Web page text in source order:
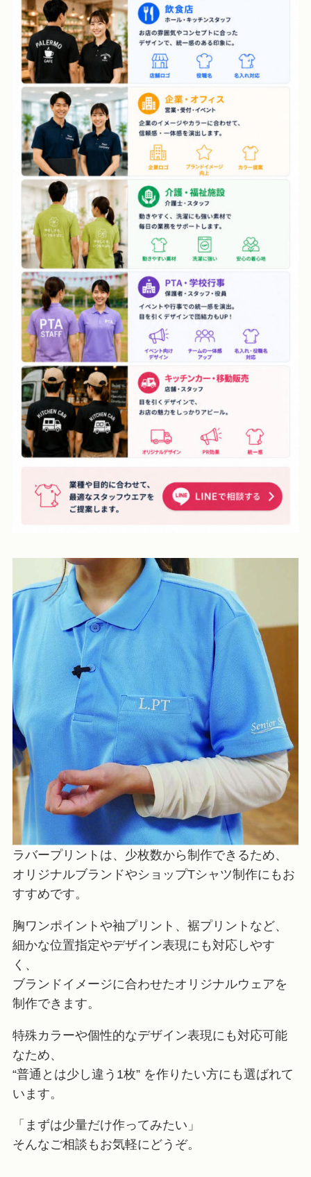
ラバープリントは、少枚数から制作できるため、
オリジナルブランドやショップTシャツ制作にもお
すすめです。
胸ワンポイントや袖プリント、裾プリントなど、
細かな位置指定やデザイン表現にも対応しやす
く、
ブランドイメージに合わせたオリジナルウェアを
制作できます。
特殊カラーや個性的なデザイン表現にも対応可能
なため、
“普通とは少し違う1枚” を作りたい方にも選ばれて
います。
「まずは少量だけ作ってみたい」
そんなご相談もお気軽にどうぞ。